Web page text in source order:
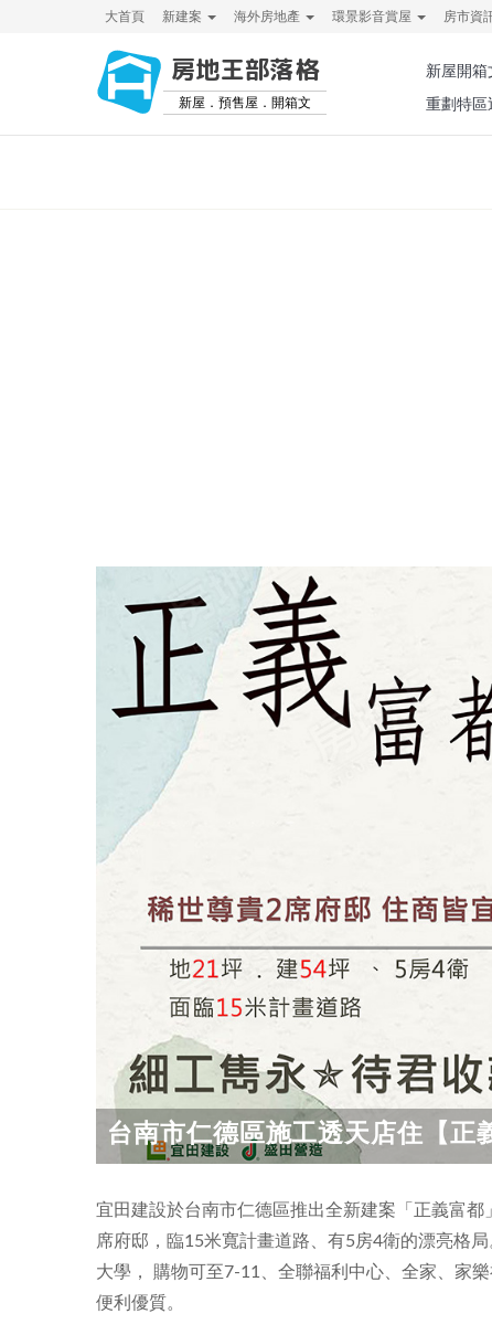
大首頁 新建案 海外房地產 環景影音賞屋 房市資
房地王部落格
新屋．預售屋．開箱文
新屋開箱
重劃特區
台南市仁德區施工透天店住【正
宜田建設於台南市仁德區推出全新建案「正義富
席府邸，臨15米寬計畫道路、有5房4衛的漂亮格
大學， 購物可至7-11、全聯福利中心、全家、家
便利優質。